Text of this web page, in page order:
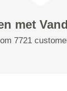
met
7721